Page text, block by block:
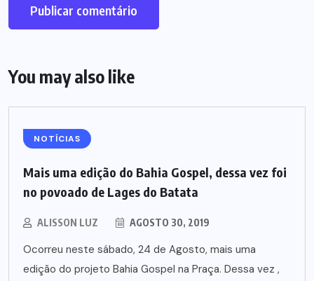
You may also like
NOTÍCIAS
Mais uma edição do Bahia Gospel, dessa vez foi
no povoado de Lages do Batata
ALISSON LUZ AGOSTO 30, 2019
Ocorreu neste sábado, 24 de Agosto, mais uma
edição do projeto Bahia Gospel na Praça. Dessa vez ,